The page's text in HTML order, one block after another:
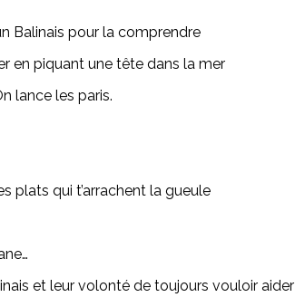
Balinais pour la comprendre
en piquant une tête dans la mer
lance les paris.
plats qui t’arrachent la gueule
et leur volonté de toujours vouloir aider